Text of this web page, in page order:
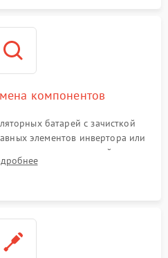
компонентов
батарей с зачисткой
элементов инвертора или
новых радиодеталей.
токоведущих дорожек и